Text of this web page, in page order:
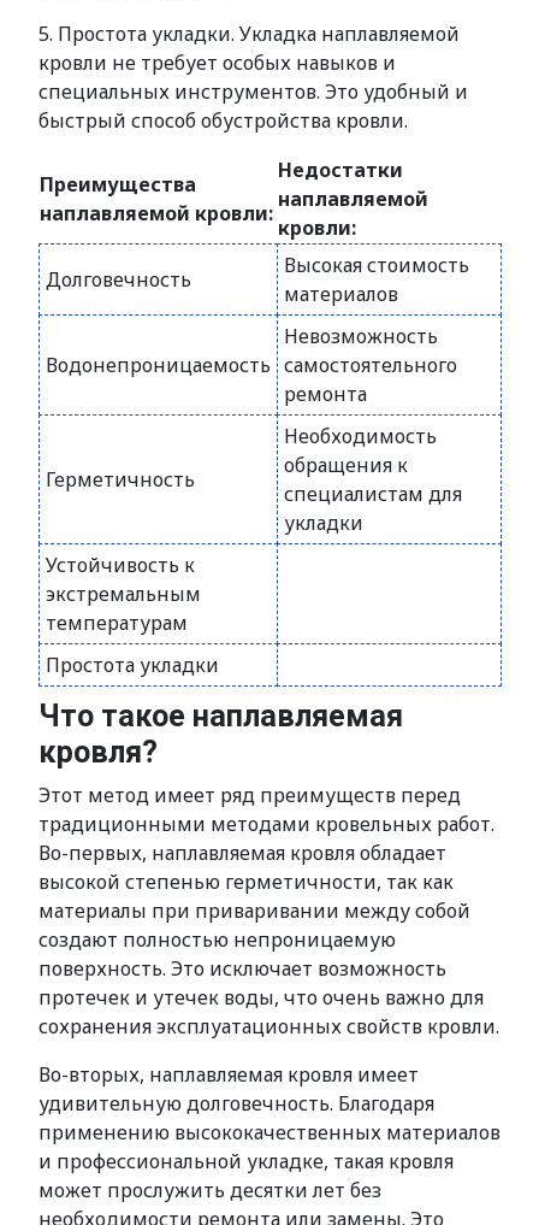
5. Простота укладки. Укладка наплавляемой
кровли не требует особых навыков и
специальных инструментов. Это удобный и
быстрый способ обустройства кровли.
Преимущества
наплавляемой кровли:
Недостатки
наплавляемой
кровли:
Долговечность
Высокая стоимость
материалов
Водонепроницаемость
Невозможность
самостоятельного
ремонта
Герметичность
Необходимость
обращения к
специалистам для
укладки
Устойчивость к
экстремальным
температурам
Простота укладки
Что такое наплавляемая
кровля?
Этот метод имеет ряд преимуществ перед
традиционными методами кровельных работ.
Во-первых, наплавляемая кровля обладает
высокой степенью герметичности, так как
материалы при приваривании между собой
создают полностью непроницаемую
поверхность. Это исключает возможность
протечек и утечек воды, что очень важно для
сохранения эксплуатационных свойств кровли.
Во-вторых, наплавляемая кровля имеет
удивительную долговечность. Благодаря
применению высококачественных материалов
и профессиональной укладке, такая кровля
может прослужить десятки лет без
необходимости ремонта или замены. Это